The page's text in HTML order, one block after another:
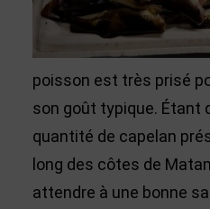
poisson est très prisé
son goût typique. Étant
quantité de capelan
long des côtes de
attendre à une bonne